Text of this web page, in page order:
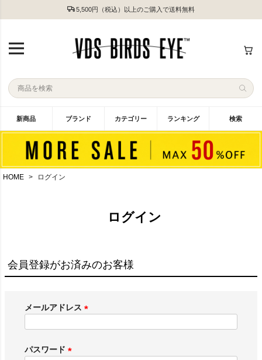
5,500円（税込）以上のご購入で送料無料
新商品 ブランド カテゴリー ランキング 検索
HOME ログイン
ログイン
会員登録がお済みのお客様
メールアドレス
パスワード